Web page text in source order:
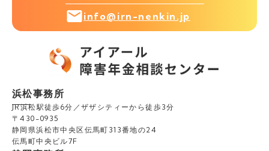
info@irn-nenkin.jp
浜松事務所
JR浜松駅徒歩6分／ザザシティーから徒歩3分
〒430-0935
静岡県浜松市中央区伝馬町313番地の24
伝馬町中央ビル7F